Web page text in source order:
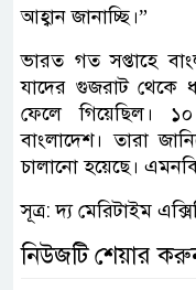
আহ্বান জানাচ্ছি।”
ভারত গত সপ্তাহে
যাদের গুজরাট থেকে
ফেলে গিয়েছিল।
বাংলাদেশ। তারা
চালানো হয়েছে।
সূত্র: দ্য মেরিটাইম
নিউজটি শেয়ার